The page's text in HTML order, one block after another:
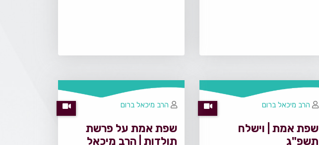
שפת אמת | וישלח
תשפ"ג
הרב מיכאל ברום
שפת אמת על פרשת
תולדות | הרב מיכאל
הרב מיכאל ברום